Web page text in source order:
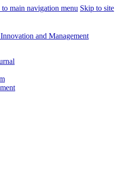
to main navigation menu Skip to site
and Management